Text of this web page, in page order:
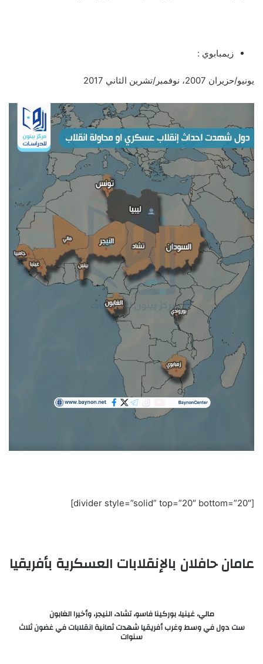
زيمبابوي :
يونيو/حزيران 2007، نوفمبر/تشرين الثاني 2017
[divider style=”solid” top=”20″ bottom=”20″]
عامان حافلان بالإنقلابات العسكرية بأفريقيا
مالي، غينيا، بوركينا فاسو، تشاد، النيجر، وأخيرا الغابون
ست دول في وسط وغرب أفريقيا شهدت ثمانية انقلابات في غضون ثلاث
سنوات